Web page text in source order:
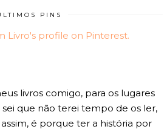
PINS
Livro's profile on Pinterest.
livros comigo, para os lugares
sei que não terei tempo de os ler,
é porque ter a história por